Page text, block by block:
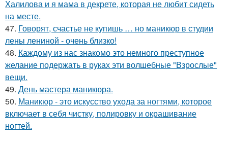
Халилова и я мама в декрете, которая не любит сидеть
на месте.
47. Говорят, счастье не купишь … но маникюр в студии
лены лениной - очень близко!
48. Каждому из нас знакомо это немного преступное
желание подержать в руках эти волшебные "Взрослые"
вещи.
49. День мастера маникюра.
50. Маникюр - это искусство ухода за ногтями, которое
включает в себя чистку, полировку и окрашивание
ногтей.